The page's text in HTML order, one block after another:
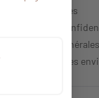
Mentions légales
Politique de
Conditions
Caractéristiques